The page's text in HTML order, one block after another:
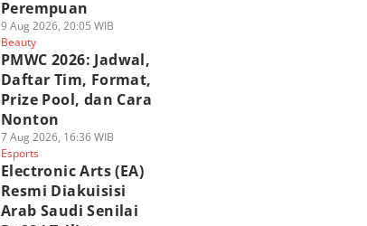
Perempuan
9 Aug 2026, 20:05 WIB
Beauty
PMWC 2026: Jadwal,
Daftar Tim, Format,
Prize Pool, dan Cara
Nonton
7 Aug 2026, 16:36 WIB
Esports
Electronic Arts (EA)
Resmi Diakuisisi
Arab Saudi Senilai